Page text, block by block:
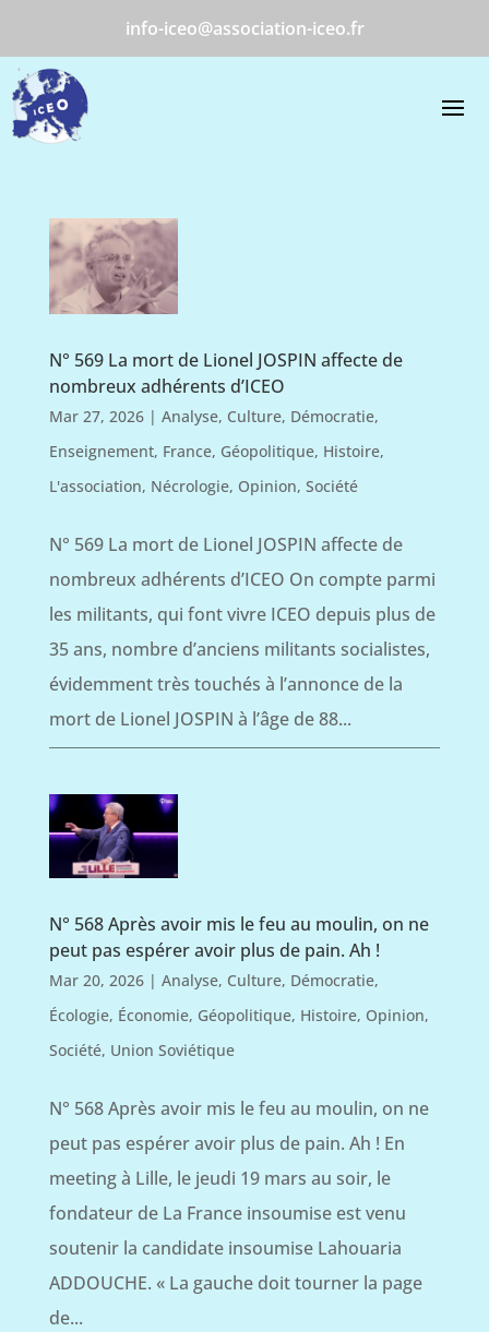
info-iceo@association-iceo.fr
N° 569 La mort de Lionel JOSPIN affecte de
nombreux adhérents d’ICEO
Mar 27, 2026| Analyse, Culture, Démocratie,
Enseignement, France, Géopolitique, Histoire,
L'association, Nécrologie, Opinion, Société
N° 569 La mort de Lionel JOSPIN affecte de
nombreux adhérents d’ICEO On compte parmi
les militants, qui font vivre ICEO depuis plus de
35 ans, nombre d’anciens militants socialistes,
évidemment très touchés à l’annonce de la
mort de Lionel JOSPIN à l’âge de 88...
N° 568 Après avoir mis le feu au moulin, on ne
peut pas espérer avoir plus de pain. Ah !
Mar 20, 2026| Analyse, Culture, Démocratie,
Écologie, Économie, Géopolitique, Histoire, Opinion,
Société, Union Soviétique
N° 568 Après avoir mis le feu au moulin, on ne
peut pas espérer avoir plus de pain. Ah ! En
meeting à Lille, le jeudi 19 mars au soir, le
fondateur de La France insoumise est venu
soutenir la candidate insoumise Lahouaria
ADDOUCHE. « La gauche doit tourner la page
de...